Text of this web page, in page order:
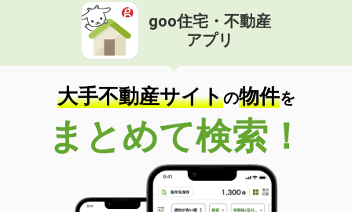
goo住宅・不動産
アプリ
大手不動産サイトの物件を
まとめて検索！